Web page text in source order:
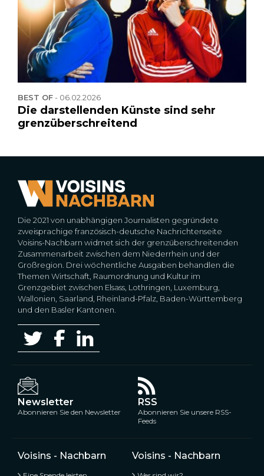
BEST OF- 06.02.2026
Die darstellenden Künste sind sehr
grenzüberschreitend
Die 2021 von unabhängigen Journalisten gegründete
zweisprachige französisch-deutsche Nachrichtenseite
Voisins-Nachbarn widmet sich der grenzüberschreitenden
Zusammenarbeit zwischen dem Niederrhein und der
Großregion. Drei wöchentliche Ausgaben behandlen die
Themen Wirtschaft, Raumordnung und Kultur im
Grenzgebiet zwischen Elsass, Lothringen, Luxemburg,
Wallonien, Saarland, Rheinland-Pfalz, Baden-Württemberg
und den Basler Kantonen.
Newsletter
Abonnieren Sie den Newsletter
RSS
Abonnieren Sie unsere RSS-
Feeds
Voisins - Nachbarn Voisins - Nachbarn